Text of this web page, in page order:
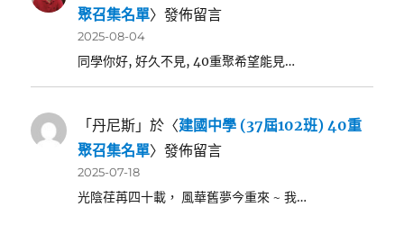
聚召集名單〉發佈留言
2025-08-04
同學你好, 好久不見, 40重聚希望能見…
「丹尼斯 」於〈建國中學 (37屆102班) 40重
聚召集名單〉發佈留言
2025-07-18
光陰荏苒四十載， 風華舊夢今重來 ~ 我…